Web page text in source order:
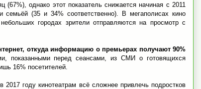
однако этот показатель снижается начиная с 2011
(35 и 34% соответственно). В мегаполисах кино
городах зрители отправляются на просмотр с
откуда информацию о премьерах получают 90%
показанными перед сеансами, из СМИ о готовящихся
16% посетителей.
году кинотеатрам всё сложнее привлечь подростков